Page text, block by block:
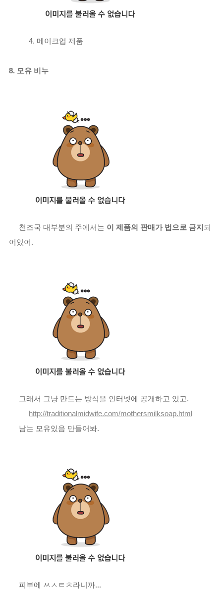
4. 메이크업 제품
8. 모유 비누
천조국 대부분의 주에서는 이 제품의 판매가 법으로 금지 되
어있어.
그래서 그냥 만드는 방식을 인터넷에 공개하고 있고.
http://traditionalmidwife.com/mothersmilksoap.html
남는 모유있음 만들어봐.
피부에 ㅆㅅㅌㅊ라니까...